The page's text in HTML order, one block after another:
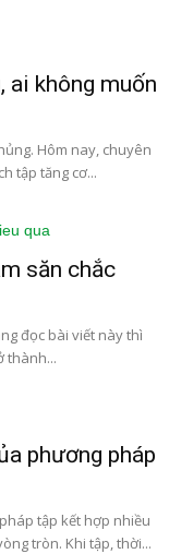
ai không muốn
Hôm nay, chuyên
tập tăng cơ...
săn chắc
đọc bài viết này thì
thành...
phương pháp
tập kết hợp nhiều
tròn. Khi tập, thời...